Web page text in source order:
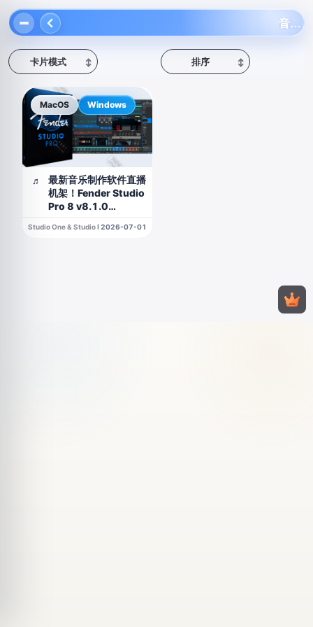
卡片模式 ↕ 排序 ↕
♬
最新音乐制作软件直播
机架！Fender Studio
Pro 8 v8.1.0
教程）
Studio One & Studio Pro2026-07-01
MacOS Windows
音乐制作软件